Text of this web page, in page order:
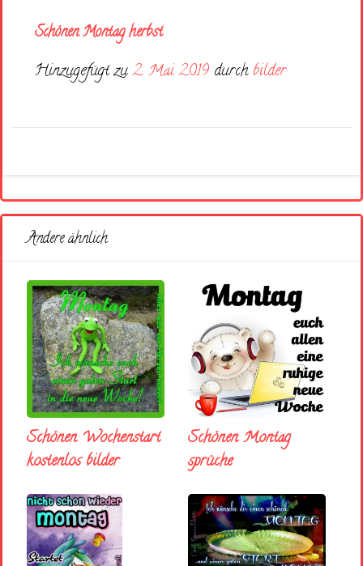
Schönen Montag herbst
Hinzugefügt zu2. Mai 2019 durch bilder
Andere ähnlich
Schönen Wochenstart
kostenlos bilder
Schönen Montag
sprüche